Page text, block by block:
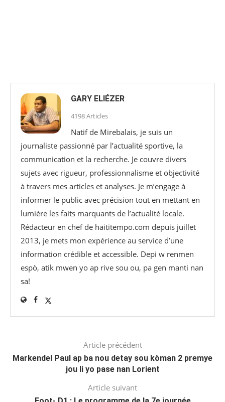
GARY ELIÉZER
4198 Articles
Natif de Mirebalais, je suis un
journaliste passionné par l’actualité sportive, la
communication et la recherche. Je couvre divers
sujets avec rigueur, professionnalisme et objectivité
à travers mes articles et analyses. Je m’engage à
informer le public avec précision tout en mettant en
lumière les faits marquants de l’actualité locale.
Rédacteur en chef de haititempo.com⁠ depuis juillet
2013, je mets mon expérience au service d’une
information crédible et accessible. Depi w renmen
espò, atik mwen yo ap rive sou ou, pa gen manti nan
sa!
Article précédent
Markendel Paul ap ba nou detay sou kòman 2 premye
jou li yo pase nan Lorient
Article suivant